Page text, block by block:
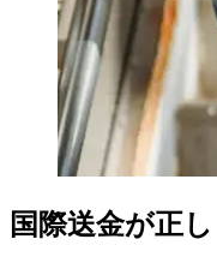
国際送金が正